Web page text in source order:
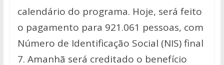
calendário do programa. Hoje, será feito
o pagamento para 921.061 pessoas, com
Número de Identificação Social (NIS) final
7. Amanhã será creditado o benefício